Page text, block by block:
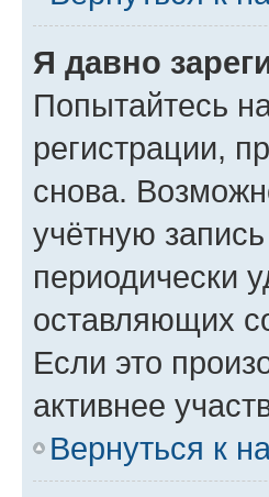
Я давно
Попытайтесь
регистрации,
снова.
учётную
периодически
оставляющих
Если это
активнее
Вернуться к